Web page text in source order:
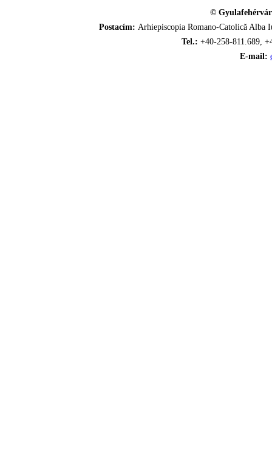
©
Postacím: Arhiepiscopia Romano-Catolică
Tel.: +40-258-811.689,
E-mail: